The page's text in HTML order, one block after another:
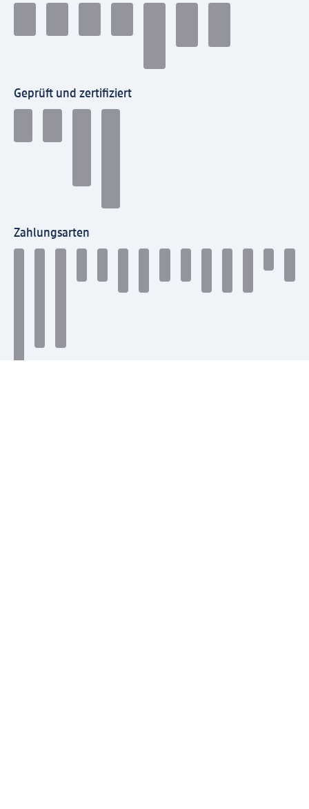
Geprüft und zertifiziert
Zahlungsarten